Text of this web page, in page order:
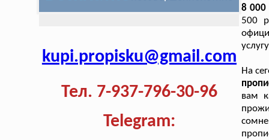
kupi.propisku@gmail.com
Тел. 7-937-796-30-96
Telegram:
8 000
500
На
вам